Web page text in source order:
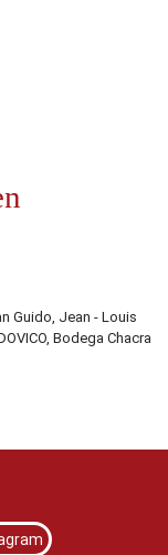
Guido, Jean - Louis
Bodega Chacra